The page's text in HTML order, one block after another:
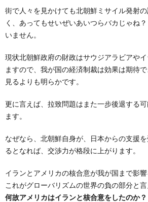
街で人々を見かけても北朝鮮ミサイル発射
く、あってもせいぜいあいつらバカじゃね
いません。
現状北朝鮮政府の財政はサウジアラビアや
ますので、我が国の経済制裁は効果は期待
見るよりも明らかです。
更に言えば、拉致問題はまた一步後退する
ます。
なぜなら、北朝鮮自身が、日本からの支援
るとなれば、交渉力が格段に上がります。
イランとアメリカの核合意が我が国まで影響
これがグローバリズムの世界の負の部分と言
何故アメリカはイランと核合意をしたのか？